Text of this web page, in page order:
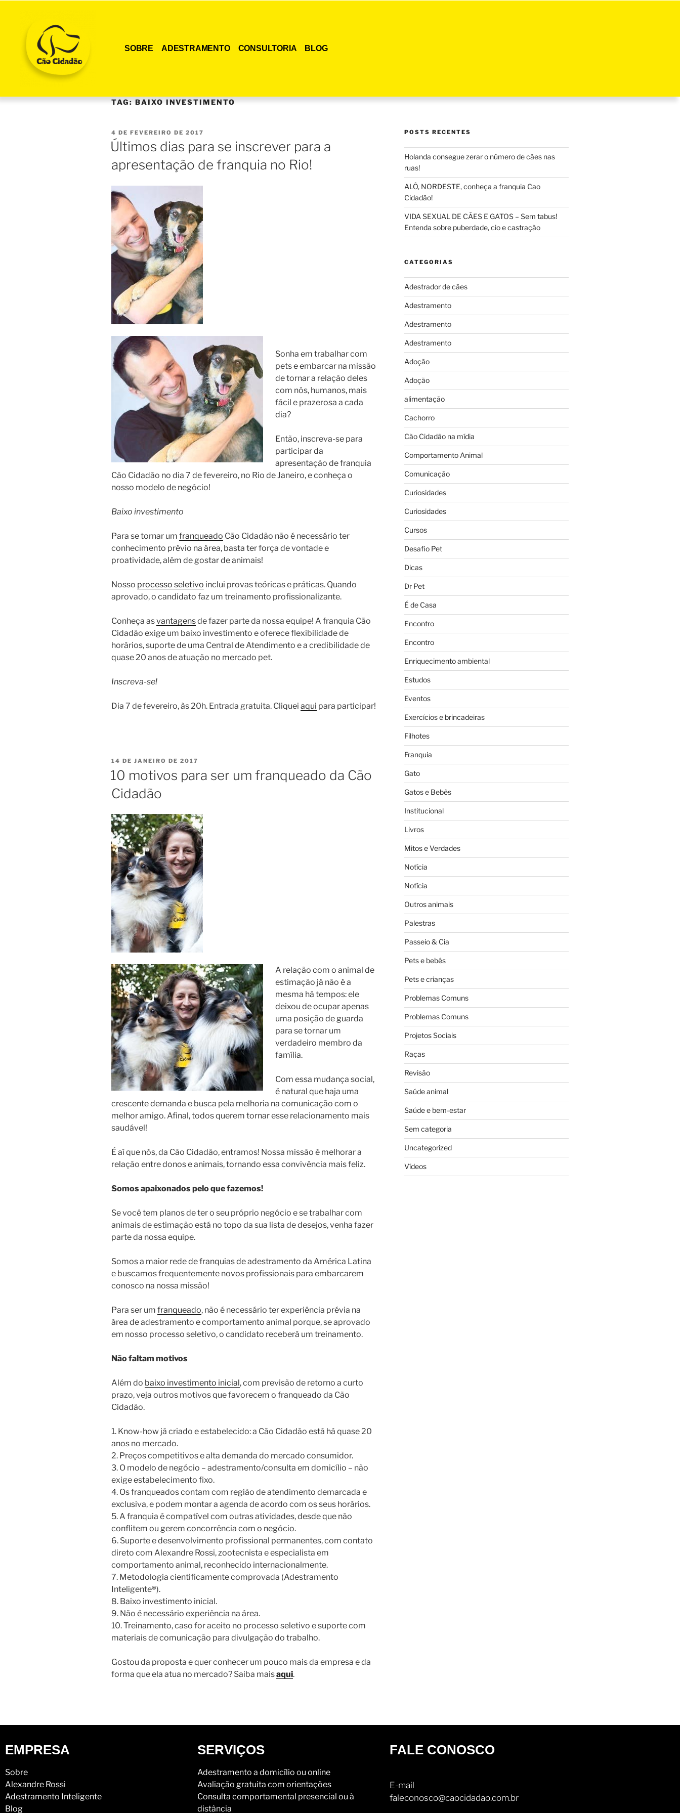
SOBRE ADESTRAMENTO CONSULTORIA BLOG
TAG:BAIXO INVESTIMENTO
4 DE FEVEREIRO DE 2017
Últimos dias para se inscrever para a
apresentação de franquia no Rio!
Sonha em trabalhar com
pets e embarcar na missão
de tornar a relação deles
com nós, humanos, mais
fácil e prazerosa a cada
dia?
Então, inscreva-se para
participar da
apresentação de franquia
Cão Cidadão no dia 7 de fevereiro, no Rio de Janeiro, e conheça o
nosso modelo de negócio!
Baixo investimento
Para se tornar um franqueado Cão Cidadão não é necessário ter
conhecimento prévio na área, basta ter força de vontade e
proatividade, além de gostar de animais!
Nosso processo seletivo inclui provas teóricas e práticas. Quando
aprovado, o candidato faz um treinamento profissionalizante.
Conheça asvantagensde fazer parte da nossa equipe! A franquia Cão
Cidadão exige um baixo investimento e oferece flexibilidade de
horários, suporte de uma Central de Atendimento e a credibilidade de
quase 20 anos de atuação no mercado pet.
Inscreva-se!
Dia 7 de fevereiro, às 20h. Entrada gratuita. Cliquei aqui para participar!
14 DE JANEIRO DE 2017
10 motivos para ser um franqueado da Cão
Cidadão
A relação com o animal de
estimação já não é a
mesma há tempos: ele
deixou de ocupar apenas
uma posição de guarda
para se tornar um
verdadeiro membro da
família.
Com essa mudança social,
é natural que haja uma
crescente demanda e busca pela melhoria na comunicação com o
melhor amigo. Afinal, todos querem tornar esse relacionamento mais
saudável!
É aí que nós, da Cão Cidadão, entramos! Nossa missão é melhorar a
relação entre donos e animais, tornando essa convivência mais feliz.
Somos apaixonados pelo que fazemos!
Se você tem planos de ter o seu próprio negócio e se trabalhar com
animais de estimação está no topo da sua lista de desejos, venha fazer
parte da nossa equipe.
Somos a maior rede de franquias de adestramento da América Latina
e buscamos frequentemente novos profissionais para embarcarem
conosco na nossa missão!
Para ser um franqueado, não é necessário ter experiência prévia na
área de adestramento e comportamento animal porque, se aprovado
em nosso processo seletivo, o candidato receberá um treinamento.
Não faltam motivos
Além do baixo investimento inicial, com previsão de retorno a curto
prazo, veja outros motivos que favorecem o franqueado da Cão
Cidadão.
1. Know-how já criado e estabelecido: a Cão Cidadão está há quase 20
anos no mercado.
2. Preços competitivos e alta demanda do mercado consumidor.
3. O modelo de negócio – adestramento/consulta em domicílio – não
exige estabelecimento fixo.
4. Os franqueados contam com região de atendimento demarcada e
exclusiva, e podem montar a agenda de acordo com os seus horários.
5. A franquia é compatível com outras atividades, desde que não
conflitem ou gerem concorrência com o negócio.
6. Suporte e desenvolvimento profissional permanentes, com contato
direto com Alexandre Rossi, zootecnista e especialista em
comportamento animal, reconhecido internacionalmente.
7. Metodologia cientificamente comprovada (Adestramento
Inteligente®).
8. Baixo investimento inicial.
9. Não é necessário experiência na área.
10. Treinamento, caso for aceito no processo seletivo e suporte com
materiais de comunicação para divulgação do trabalho.
Gostou da proposta e quer conhecer um pouco mais da empresa e da
forma que ela atua no mercado? Saiba maisaqui.
POSTS RECENTES
Holanda consegue zerar o número de cães nas
ruas!
ALÔ, NORDESTE, conheça a franquia Cao
Cidadão!
VIDA SEXUAL DE CÃES E GATOS – Sem tabus!
Entenda sobre puberdade, cio e castração
CATEGORIAS
Adestrador de cães
Adestramento
Adestramento
Adestramento
Adoção
Adoção
alimentação
Cachorro
Cão Cidadão na mídia
Comportamento Animal
Comunicação
Curiosidades
Curiosidades
Cursos
Desafio Pet
Dicas
Dr Pet
É de Casa
Encontro
Encontro
Enriquecimento ambiental
Estudos
Eventos
Exercícios e brincadeiras
Filhotes
Franquia
Gato
Gatos e Bebês
Institucional
Livros
Mitos e Verdades
Notícia
Notícia
Outros animais
Palestras
Passeio & Cia
Pets e bebês
Pets e crianças
Problemas Comuns
Problemas Comuns
Projetos Sociais
Raças
Revisão
Saúde animal
Saúde e bem-estar
Sem categoria
Uncategorized
Vídeos
EMPRESA
Sobre
Alexandre Rossi
Adestramento Inteligente
Blog
SERVIÇOS
Adestramento a domicílio ou online
Avaliação gratuita com orientações
Consulta comportamental presencial ou à
distância
FALE CONOSCO
E-mail
faleconosco@caocidadao.com.br